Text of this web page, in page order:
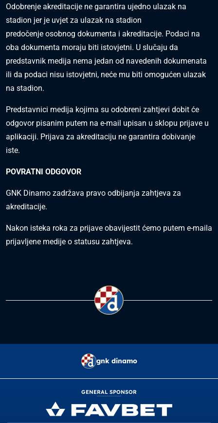
Odobrenje akreditacije ne garantira ujedno ulazak na
stadion jer je uvjet za ulazak na stadion
predočenje osobnog dokumenta i akreditacije. Podaci na
oba dokumenta moraju biti istovjetni. U slučaju da
predstavnik medija nema jedan od navedenih dokumenata
ili da podaci nisu istovjetni, neće mu biti omogućen ulazak
na stadion.
Predstavnici medija kojima su odobreni zahtjevi dobit će
odgovor pisanim putem na e-mail upisan u sklopu prijave u
aplikaciji. Prijava za akreditaciju ne garantira dobivanje
iste.
POVRATNI ODGOVOR
GNK Dinamo zadržava pravo odbijanja zahtjeva za
akreditacije.
Nakon isteka roka za prijave obavijestit ćemo putem e-maila
prijavljene medije o statusu zahtjeva.
gnk dinamo
GENERAL SPONSOR